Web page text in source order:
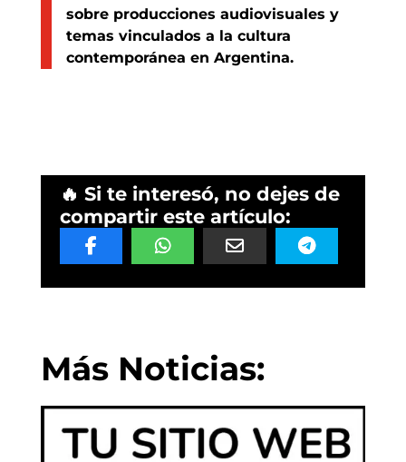
sobre producciones audiovisuales y
temas vinculados a la cultura
contemporánea en Argentina.
🔥 Si te interesó, no dejes de
compartir este artículo:
Más Noticias: